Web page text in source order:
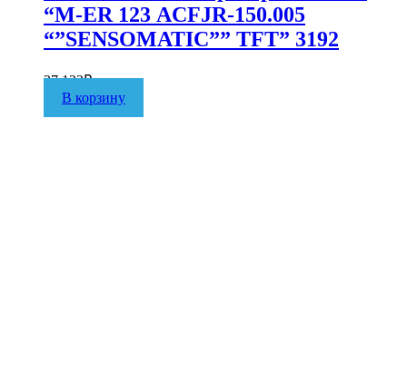
“M-ER 123 АCFJR-150.005
“”SENSOMATIC”” TFT” 3192
27 132₽
В корзину